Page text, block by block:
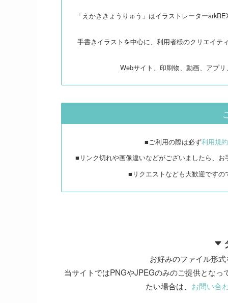
「えかききょうりゅう」はイラストレーター
手書きイラストを中心に、利用者様のクリエイテ
Webサイト、印刷物、動画、アプ
■ご利用の際は必ず利用規約
■リンク切れや画像違いなどがございましたら、お
■リクエストなども大歓迎ですの
お好みのファイル形
当サイトではPNGやJPEGのみのご提供とな
たい場合は、 お問い合